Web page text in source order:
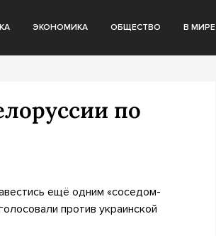
ЭКОНОМИКА ОБЩЕСТВО В МИРЕ
по
ещё одним «соседом-
против украинской